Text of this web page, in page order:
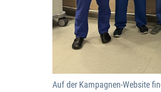
Auf der Kampagnen-Website